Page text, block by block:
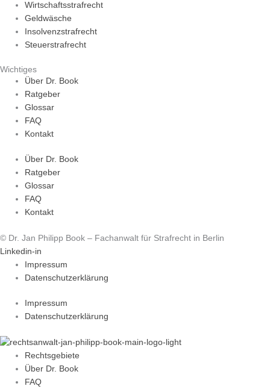
Wirtschaftsstrafrecht
Geldwäsche
Insolvenzstrafrecht
Steuerstrafrecht
Wichtiges
Über Dr. Book
Ratgeber
Glossar
FAQ
Kontakt
Über Dr. Book
Ratgeber
Glossar
FAQ
Kontakt
© Dr. Jan Philipp Book – Fachanwalt für Strafrecht in Berlin
Linkedin-in
Impressum
Datenschutzerklärung
Impressum
Datenschutzerklärung
Rechtsgebiete
Über Dr. Book
FAQ